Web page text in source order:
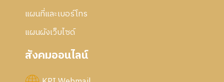
แผนที่และเบอร์โทร
แผนผังเว็บไซด์
สังคมออนไลน์